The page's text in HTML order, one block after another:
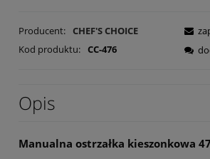
Producent: CHEF'S CHOICE
Kod produktu: CC-476
Opis
Manualna ostrzałka kieszonkowa